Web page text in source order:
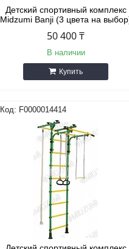
Детский спортивный комплекс
Midzumi Banji (3 цвета на
50 400 ₸
В наличии
Купить
F0000014414